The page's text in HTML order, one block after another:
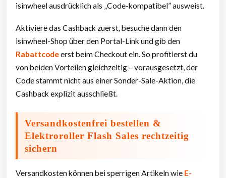
isinwheel ausdrücklich als „Code-kompatibel” ausweist.
Aktiviere das Cashback zuerst, besuche dann den
isinwheel-Shop über den Portal-Link und gib den
Rabattcodeerst beim Checkout ein. So profitierst du
von beiden Vorteilen gleichzeitig – vorausgesetzt, der
Code stammt nicht aus einer Sonder-Sale-Aktion, die
Cashback explizit ausschließt.
Versandkostenfrei bestellen &
Elektroroller Flash Sales rechtzeitig
sichern
Versandkosten können bei sperrigen Artikeln wie E-